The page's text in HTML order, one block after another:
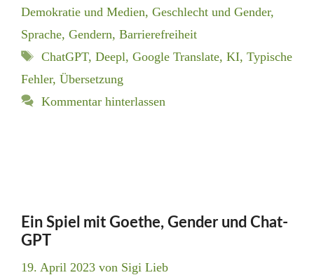
Demokratie und Medien, Geschlecht und Gender,
Sprache, Gendern, Barrierefreiheit
Schlagwörter
ChatGPT, Deepl, Google Translate, KI, Typische
Fehler, Übersetzung
Kommentar hinterlassen
Ein Spiel mit Goethe, Gender und Chat-
GPT
19. April 2023 von Sigi Lieb